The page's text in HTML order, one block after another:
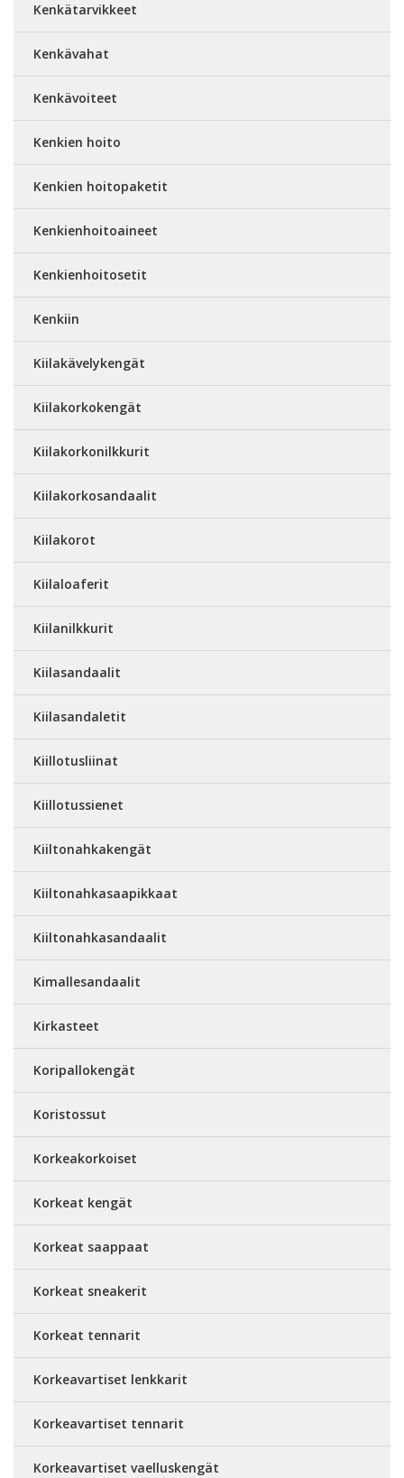
Kenkätarvikkeet
Kenkävahat
Kenkävoiteet
Kenkien hoito
Kenkien hoitopaketit
Kenkienhoitoaineet
Kenkienhoitosetit
Kenkiin
Kiilakävelykengät
Kiilakorkokengät
Kiilakorkonilkkurit
Kiilakorkosandaalit
Kiilakorot
Kiilaloaferit
Kiilanilkkurit
Kiilasandaalit
Kiilasandaletit
Kiillotusliinat
Kiillotussienet
Kiiltonahkakengät
Kiiltonahkasaapikkaat
Kiiltonahkasandaalit
Kimallesandaalit
Kirkasteet
Koripallokengät
Koristossut
Korkeakorkoiset
Korkeat kengät
Korkeat saappaat
Korkeat sneakerit
Korkeat tennarit
Korkeavartiset lenkkarit
Korkeavartiset tennarit
Korkeavartiset vaelluskengät